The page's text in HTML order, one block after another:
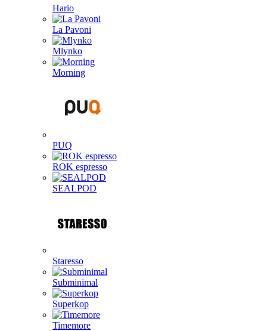
Hario
La Pavoni
Mlynko
Morning
PUQ
ROK espresso
SEALPOD
Staresso
Subminimal
Superkop
Timemore